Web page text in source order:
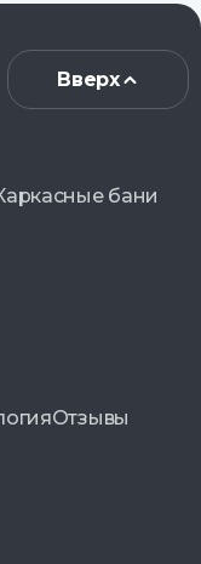
бани
Отзывы
Вверх